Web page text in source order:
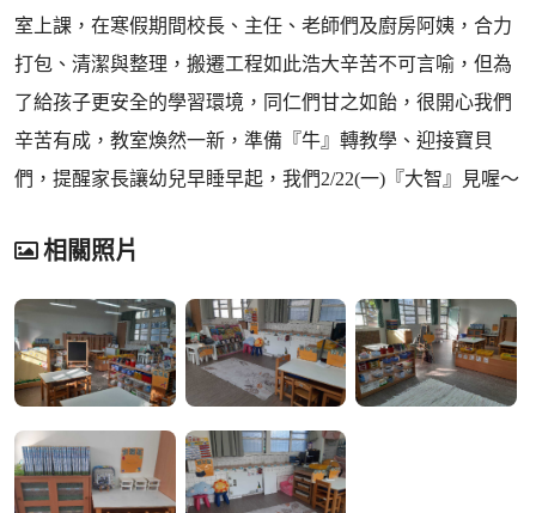
室上課，在寒假期間校長、主任、老師們及廚房阿姨，合力
打包、清潔與整理，搬遷工程如此浩大辛苦不可言喻，但為
了給孩子更安全的學習環境，同仁們甘之如飴，很開心我們
辛苦有成，教室煥然一新，準備『牛』轉教學、迎接寶貝
們，提醒家長讓幼兒早睡早起，我們2/22(一)『大智』見喔～
相關照片